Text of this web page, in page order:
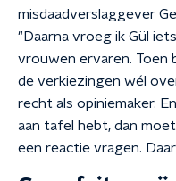
misdaadverslaggever
"Daarna vroeg ik Gül
vrouwen ervaren. Toen
de verkiezingen wél
recht als opiniemaker.
aan tafel hebt, dan
een reactie vragen.